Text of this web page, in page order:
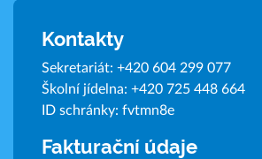
Kontakty
Sekretariát: +420 604 299 077
Školní jídelna: +420 725 448 664
ID schránky: fvtmn8e
Fakturační údaje